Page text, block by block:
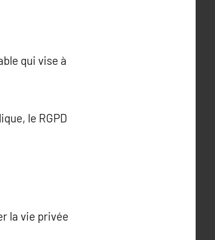
qui vise à
le RGPD
la vie privée